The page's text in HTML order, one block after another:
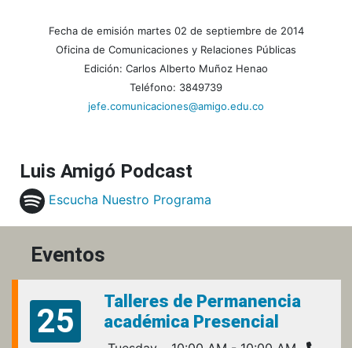
Fecha de emisión martes 02 de septiembre de 2014
Oficina de Comunicaciones y Relaciones Públicas
Edición: Carlos Alberto Muñoz Henao
Teléfono: 3849739
jefe.comunicaciones@amigo.edu.co
Luis Amigó Podcast
Escucha Nuestro Programa
Eventos
25
Talleres de Permanencia
académica Presencial